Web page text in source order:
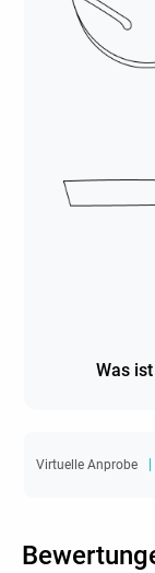
Was
Virtuelle Anprobe